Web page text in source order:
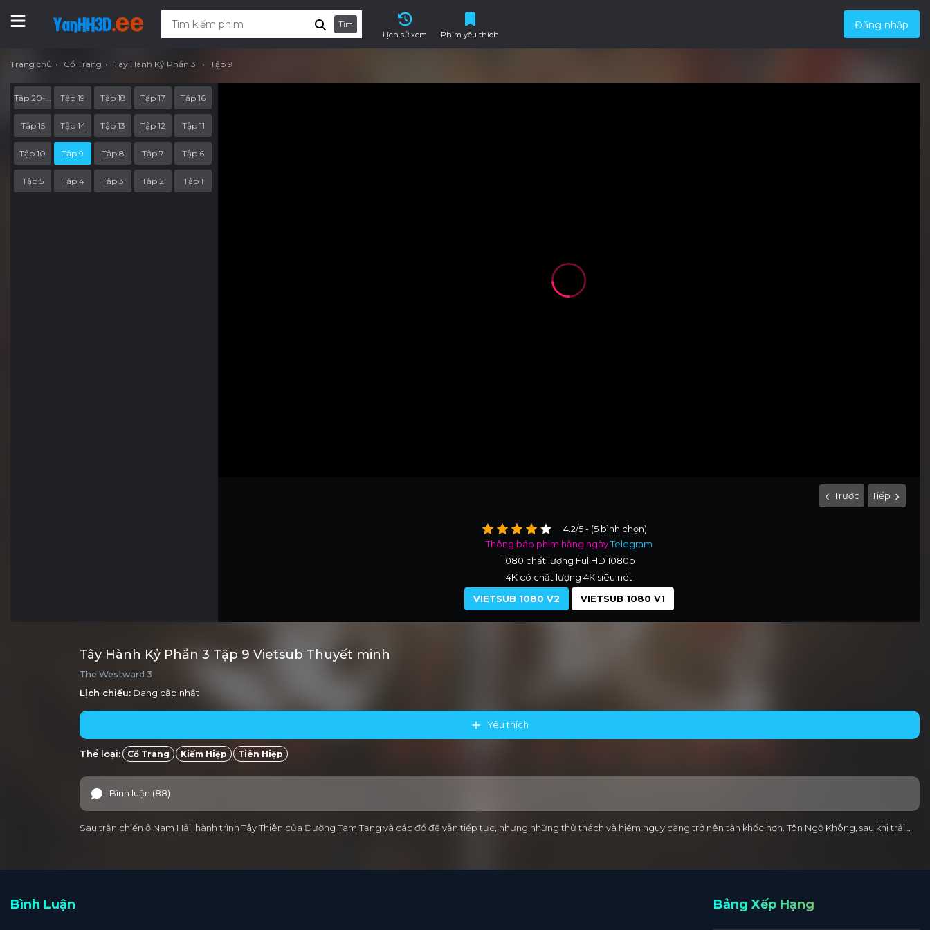
Tìm
Lịch sử xem
Phim yêu thích
Đăng nhập
Trang chủ Cổ Trang Tây Hành Kỷ Phần 3 Tập 9
Trước Tiếp
4.2/5 - (5 bình chọn)
Thông báo phim hằng ngàyTelegram
1080 chất lượng FullHD 1080p
4K có chất lượng 4K siêu nét
VIETSUB 1080 V2
VIETSUB 1080 V1
Tập 19 Tập 18 Tập 17 Tập 16
Tập 15 Tập 14 Tập 13 Tập 12 Tập 11
Tập 10 Tập 9 Tập 8 Tập 7 Tập 6
Tập 5 Tập 4 Tập 3 Tập 2 Tập 1
Tây Hành Kỷ Phần 3 Tập 9 Vietsub Thuyết minh
The Westward 3
Lịch chiếu:Đang cập nhật
Yêu thích
Thể loại: Cổ Trang Kiếm Hiệp Tiên Hiệp
Bình luận (88)
Sau trận chiến ở Nam Hải, hành trình Tây Thiên của Đường Tam Tạng và các đồ đệ vẫn tiếp tục, nhưng những thử thách và hiểm nguy càng trở nên tàn khốc hơn. Tôn Ngộ Không, sau khi trải…
Bình Luận Bảng Xếp Hạng